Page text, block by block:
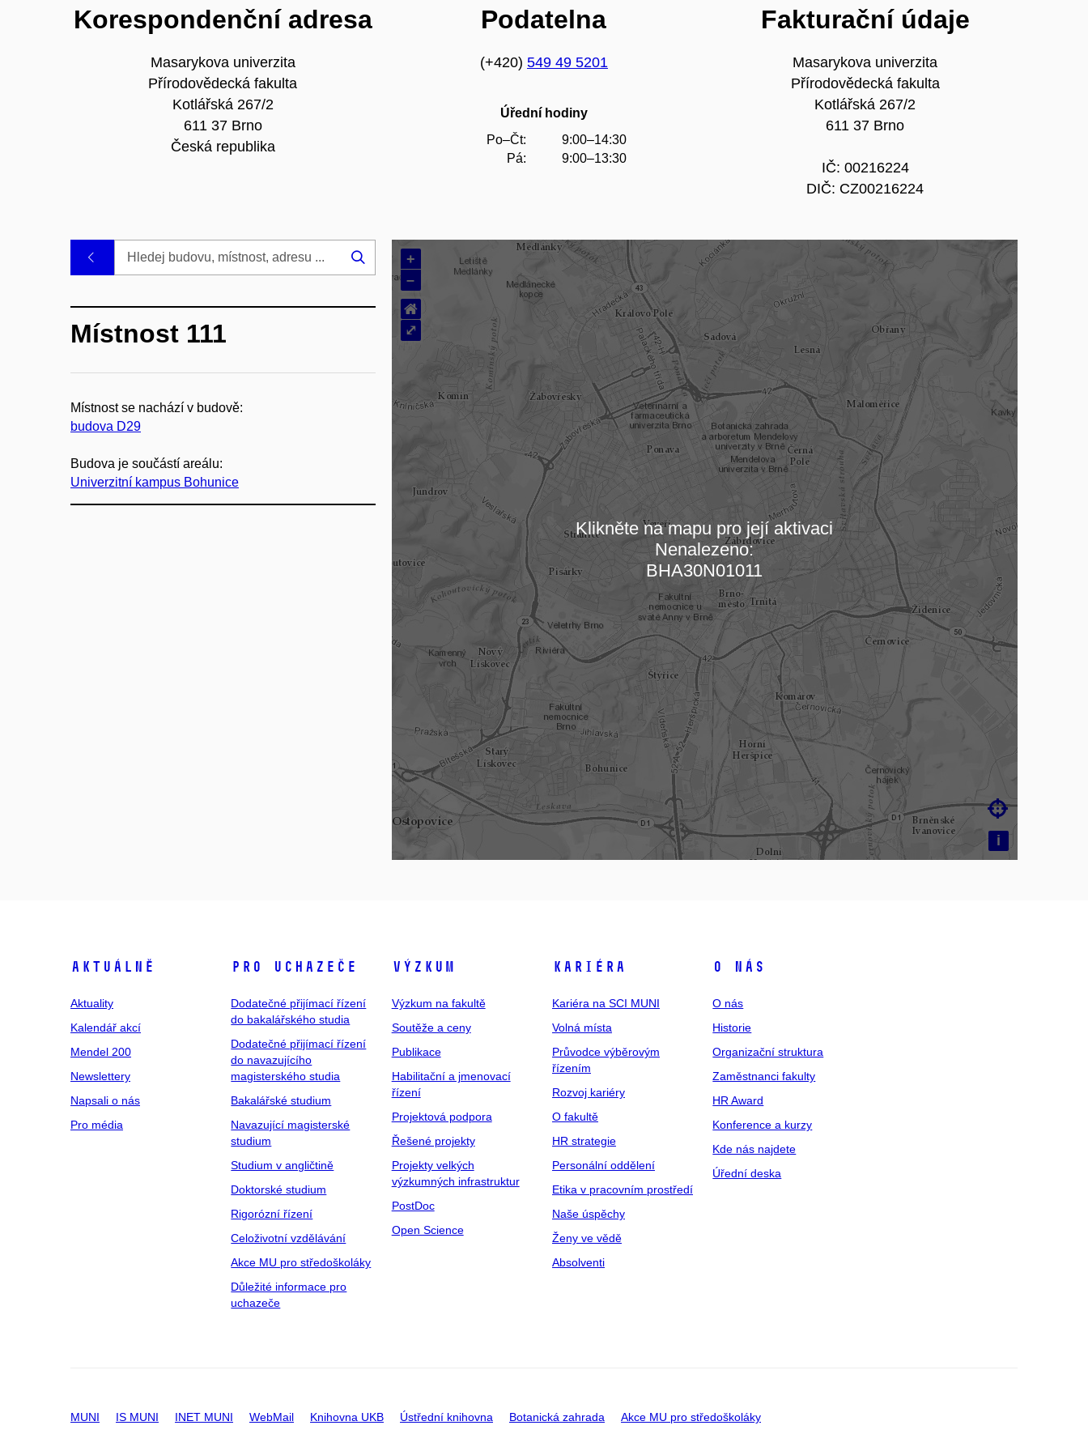
Korespondenční adresa
Masarykova univerzita
Přírodovědecká fakulta
Kotlářská 267/2
611 37 Brno
Česká republika
Podatelna
(+420) 549 49 5201
Úřední hodiny
Po–Čt:
Pá:
9:00–14:30
9:00–13:30
Fakturační údaje
Masarykova univerzita
Přírodovědecká fakulta
Kotlářská 267/2
611 37 Brno
IČ: 00216224
DIČ: CZ00216224
Načítám mapu…
+
–
i

⌂
⤢
Klikněte na mapu pro její aktivaci
Nenalezeno:
BHA30N01011
Hledej
Místnost 111
Místnost se nachází v budově:
budova D29
Budova je součástí areálu:
Univerzitní kampus Bohunice
Aktuálně
Aktuality
Kalendář akcí
Mendel 200
Newslettery
Napsali o nás
Pro média
Pro uchazeče
Dodatečné přijímací řízení
do bakalářského studia
Dodatečné přijímací řízení
do navazujícího
magisterského studia
Bakalářské studium
Navazující magisterské
studium
Studium v angličtině
Doktorské studium
Rigorózní řízení
Celoživotní vzdělávání
Akce MU pro středoškoláky
Důležité informace pro
uchazeče
Výzkum
Výzkum na fakultě
Soutěže a ceny
Publikace
Habilitační a jmenovací
řízení
Projektová podpora
Řešené projekty
Projekty velkých
výzkumných infrastruktur
PostDoc
Open Science
Kariéra
Kariéra na SCI MUNI
Volná místa
Průvodce výběrovým
řízením
Rozvoj kariéry
O fakultě
HR strategie
Personální oddělení
Etika v pracovním prostředí
Naše úspěchy
Ženy ve vědě
Absolventi
O nás
O nás
Historie
Organizační struktura
Zaměstnanci fakulty
HR Award
Konference a kurzy
Kde nás najdete
Úřední deska
MUNI IS MUNI INET MUNI WebMail Knihovna UKB Ústřední knihovna Botanická zahrada Akce MU pro středoškoláky